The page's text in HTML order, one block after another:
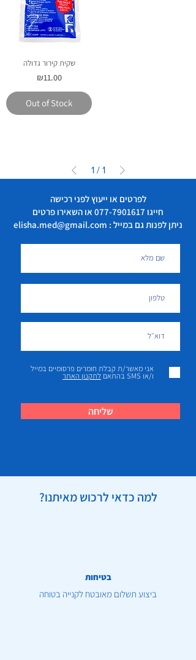
שקית קירור גדולה
Price
₪11.00
Out of Stock
1 / 1
לפרטים או ייעוץ לפני רכישה
חייגו 077-7901617 או השאירו פרטים
ניתן לפנות גם במייל : elisha.med@gmail.com
אני מאשר/ת קבלת חומרים פרסומיים במייל
ו/או SMS בהתאם לתקנון האתר
שליחה
למה כדאי לרכוש מאיתנו?
בטיחות
ביצוע תשלום מאובטח לקנייה בטוחה